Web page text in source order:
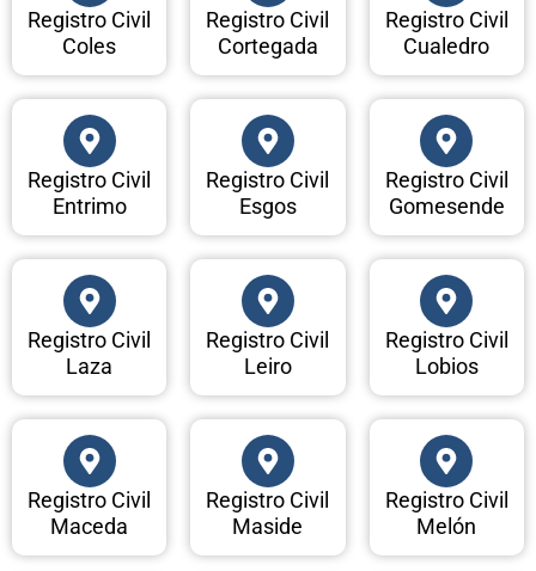
Registro Civil
Coles
Registro Civil
Cortegada
Registro Civil
Cualedro
Registro Civil
Entrimo
Registro Civil
Esgos
Registro Civil
Gomesende
Registro Civil
Laza
Registro Civil
Leiro
Registro Civil
Lobios
Registro Civil
Maceda
Registro Civil
Maside
Registro Civil
Melón